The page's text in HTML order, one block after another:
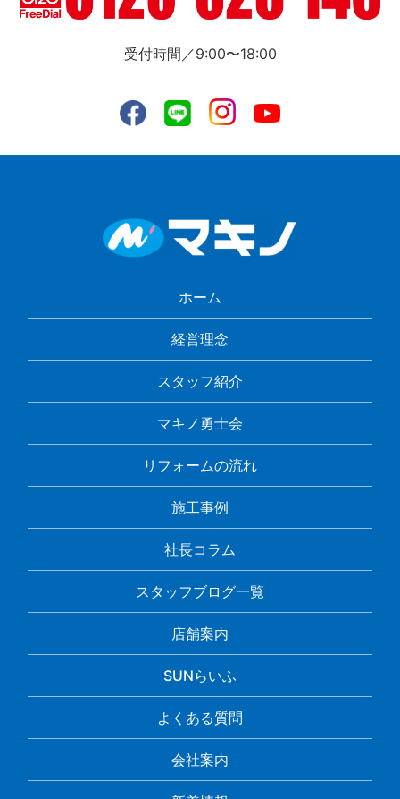
受付時間／9:00〜18:00
ホーム
経営理念
スタッフ紹介
マキノ勇士会
リフォームの流れ
施工事例
社長コラム
スタッフブログ一覧
店舗案内
SUNらいふ
よくある質問
会社案内